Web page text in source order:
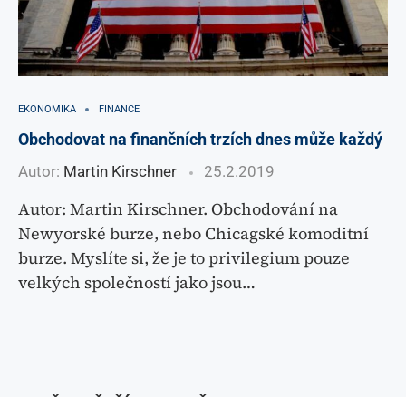
EKONOMIKA FINANCE
Obchodovat na finančních trzích dnes může každý
Autor: Martin Kirschner 25.2.2019
Autor: Martin Kirschner. Obchodování na
Newyorské burze, nebo Chicagské komoditní
burze. Myslíte si, že je to privilegium pouze
velkých společností jako jsou…